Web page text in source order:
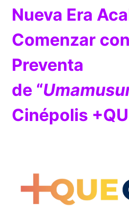
Nueva Era
Comenzar
Preventa
de “
Cinépolis